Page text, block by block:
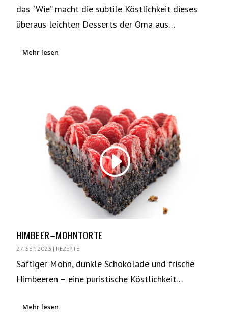
das “Wie” macht die subtile Köstlichkeit dieses
überaus leichten Desserts der Oma aus…
Mehr lesen
HIMBEER–MOHNTORTE
27. SEP. 2023 | REZEPTE
Saftiger Mohn, dunkle Schokolade und frische
Himbeeren – eine puristische Köstlichkeit…
Mehr lesen